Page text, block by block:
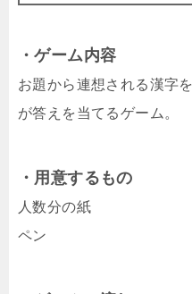
・ゲーム内容
お題から連想される漢字
が答えを当てるゲーム。
・用意するもの
人数分の紙
ペン